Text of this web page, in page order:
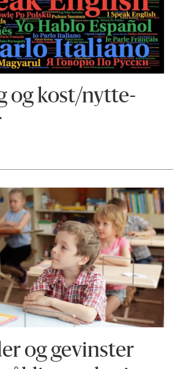
og kost/nytte-
og gevinster